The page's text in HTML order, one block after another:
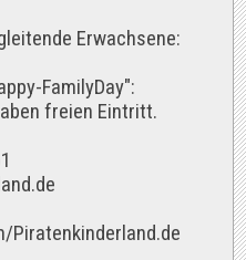
Erwachsene:
FamilyDay":
freien Eintritt.
Piratenkinderland.de